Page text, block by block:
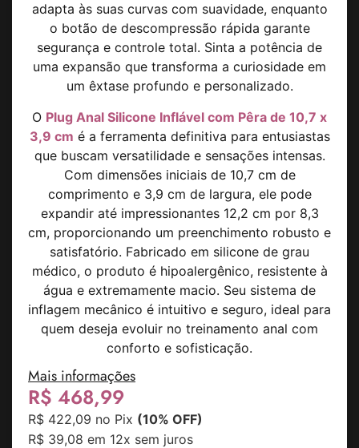
adapta às suas curvas com suavidade, enquanto
o botão de descompressão rápida garante
segurança e controle total. Sinta a potência de
uma expansão que transforma a curiosidade em
um êxtase profundo e personalizado.
O Plug Anal Silicone Inflável com Pêra de 10,7 x
3,9 cm é a ferramenta definitiva para entusiastas
que buscam versatilidade e sensações intensas.
Com dimensões iniciais de 10,7 cm de
comprimento e 3,9 cm de largura, ele pode
expandir até impressionantes 12,2 cm por 8,3
cm, proporcionando um preenchimento robusto e
satisfatório. Fabricado em silicone de grau
médico, o produto é hipoalergênico, resistente à
água e extremamente macio. Seu sistema de
inflagem mecânico é intuitivo e seguro, ideal para
quem deseja evoluir no treinamento anal com
conforto e sofisticação.
Mais informações
R$ 468,99
R$ 422,09 no Pix (10% OFF)
R$ 39,08 em 12x sem juros